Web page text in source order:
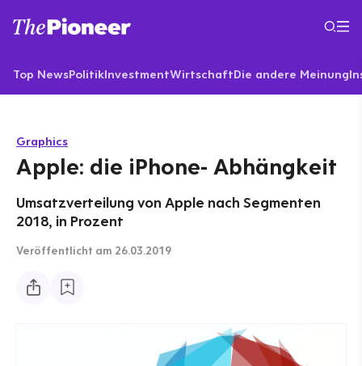
Top NewsPolitikInvestmentWirtschaftDie andere Meinung
Graphics
Apple: die iPhone- Abhängkeit
Umsatzverteilung von Apple nach Segmenten
2018, in Prozent
Veröffentlicht am 26.03.2019